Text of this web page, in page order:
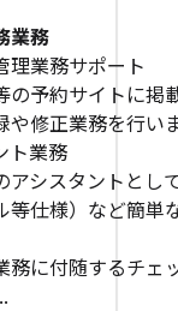
業務
業務サポート
予約サイトに掲
や修正業務を行い
ト業務
シスタントとし
等仕様）など簡単
に付随するチェ